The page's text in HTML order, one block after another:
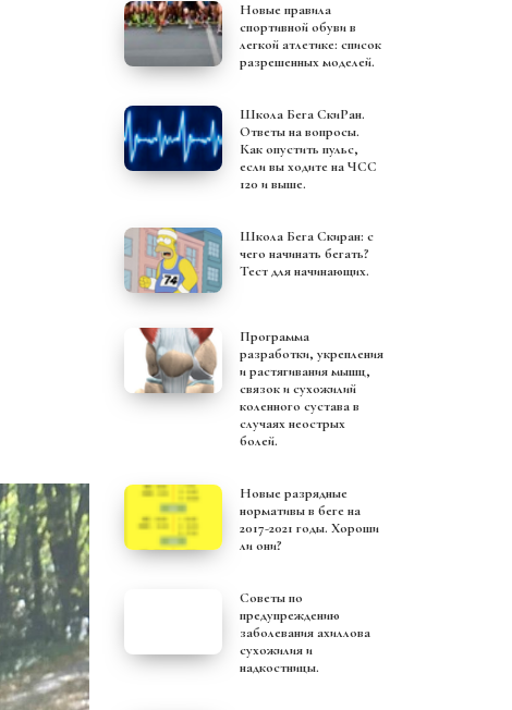
Новые правила
спортивной обуви в
легкой атлетике: список
разрешенных моделей.
Школа Бега СкиРан.
Ответы на вопросы.
Как опустить пульс,
если вы ходите на ЧСС
120 и выше.
Школа Бега Скиран: с
чего начинать бегать?
Тест для начинающих.
Программа
разработки, укрепления
и растягивания мышц,
связок и сухожилий
коленного сустава в
случаях неострых
болей.
Новые разрядные
нормативы в беге на
2017-2021 годы. Хороши
ли они?
Советы по
предупреждению
заболевания ахиллова
сухожилия и
надкостницы.